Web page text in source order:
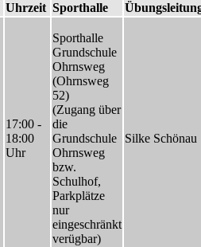
Uhrzeit Sporthalle
17:00 -
18:00
Uhr
Sporthalle
Grundschule
Ohrnsweg
(Ohrnsweg
52)
(Zugang über
die
Grundschule
Ohrnsweg
bzw.
Schulhof,
Parkplätze
nur
eingeschränkt
verügbar)
Silke Schönau